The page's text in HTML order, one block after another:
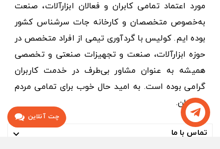
مورد اعتماد تمامی کابران و فعالان ابزارآلات، صنعت
به‌خصوص متخصصان و کارخانه جات سرشناس کشور
بوده ایم. کولیس با گردآوری تیمی از افراد متخصص در
حوزه ابزارآلات، صنعت و تجهیزات صنعتی و تخصصی
همیشه به عنوان مشاور بی‌طرف در خدمت کاربران
گرامی بوده است. به امید حال خوب برای تمامی مردم
عزیزمان.
تماس با ما 
تماس با ما چت آنلاین